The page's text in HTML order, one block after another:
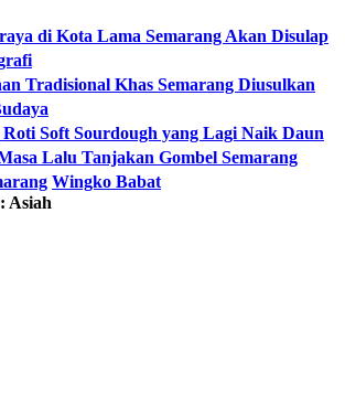
di Kota Lama Semarang Akan Disulap
Tradisional Khas Semarang Diusulkan
Roti Soft Sourdough yang Lagi Naik Daun
Lalu Tanjakan Gombel Semarang
Wingko Babat
Asiah